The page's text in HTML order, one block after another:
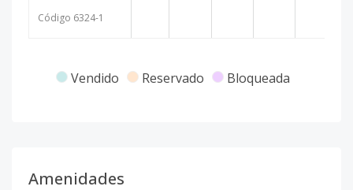
Código 6324-1
Vendido Reservado Bloqueada
Amenidades